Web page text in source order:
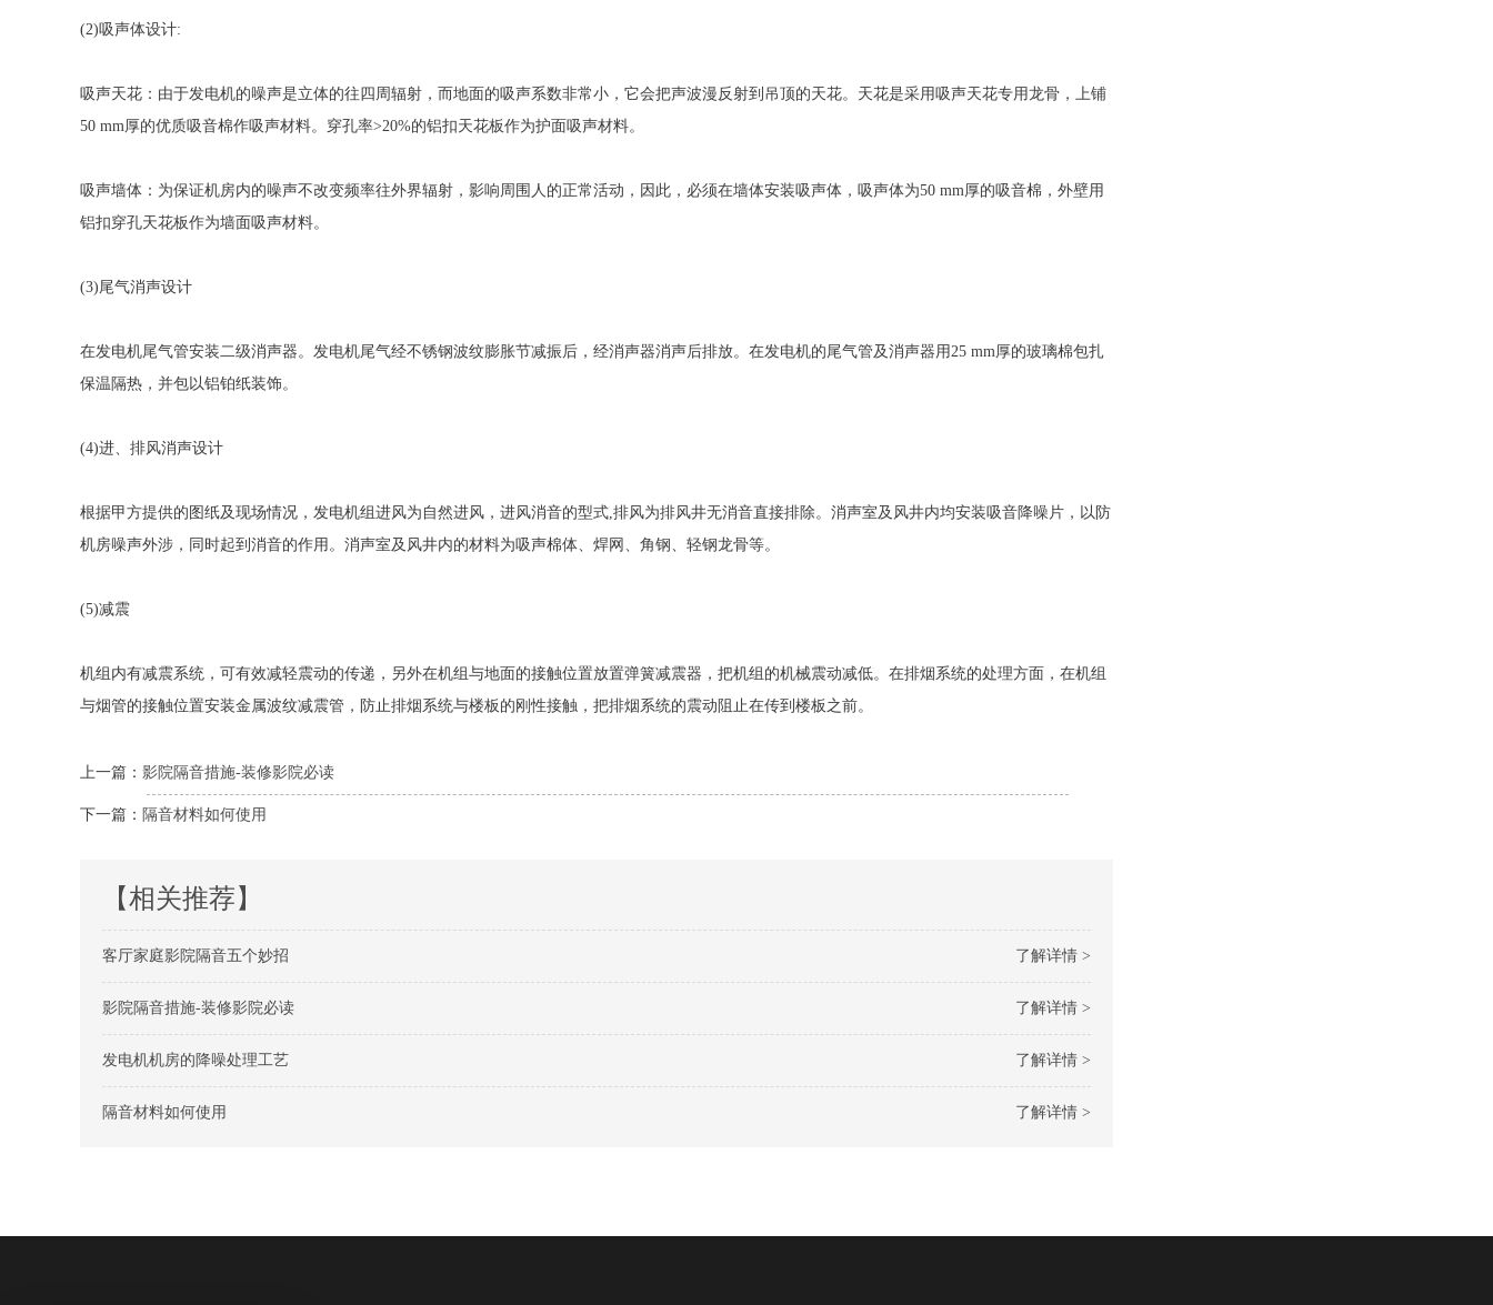
(2)吸声体设计:
吸声天花：由于发电机的噪声是立体的往四周辐射，而地面的吸声系数非常小，它会把声波漫反射到吊顶的天花。天花是采用吸声天花专用龙骨，上铺
50 mm厚的优质吸音棉作吸声材料。穿孔率>20%的铝扣天花板作为护面吸声材料。
吸声墙体：为保证机房内的噪声不改变频率往外界辐射，影响周围人的正常活动，因此，必须在墙体安装吸声体，吸声体为50 mm厚的吸音棉，外壁用
铝扣穿孔天花板作为墙面吸声材料。
(3)尾气消声设计
在发电机尾气管安装二级消声器。发电机尾气经不锈钢波纹膨胀节减振后，经消声器消声后排放。在发电机的尾气管及消声器用25 mm厚的玻璃棉包扎
保温隔热，并包以铝铂纸装饰。
(4)进、排风消声设计
根据甲方提供的图纸及现场情况，发电机组进风为自然进风，进风消音的型式,排风为排风井无消音直接排除。消声室及风井内均安装吸音降噪片，以防
机房噪声外涉，同时起到消音的作用。消声室及风井内的材料为吸声棉体、焊网、角钢、轻钢龙骨等。
(5)减震
机组内有减震系统，可有效减轻震动的传递，另外在机组与地面的接触位置放置弹簧减震器，把机组的机械震动减低。在排烟系统的处理方面，在机组
与烟管的接触位置安装金属波纹减震管，防止排烟系统与楼板的刚性接触，把排烟系统的震动阻止在传到楼板之前。
上一篇： 影院隔音措施-装修影院必读
下一篇： 隔音材料如何使用
【相关推荐】
了解详情 >
客厅家庭影院隔音五个妙招
了解详情 >
影院隔音措施-装修影院必读
了解详情 >
发电机机房的降噪处理工艺
了解详情 >
隔音材料如何使用